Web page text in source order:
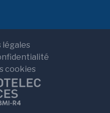
légales
cookies